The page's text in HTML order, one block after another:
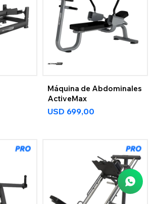
Máquina de Abdominales
ActiveMax
USD 699,00